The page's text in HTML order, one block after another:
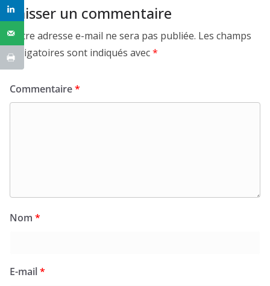
Laisser un commentaire
Votre adresse e-mail ne sera pas publiée. Les champs
obligatoires sont indiqués avec*
Commentaire*
Nom *
E-mail*